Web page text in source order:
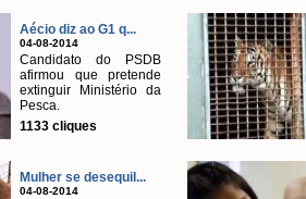
Aécio diz ao G1 q...
04-08-2014
Candidato do PSDB
afirmou que pretende
extinguir Ministério da
Pesca.
1133 cliques
Mulher se desequil...
04-08-2014